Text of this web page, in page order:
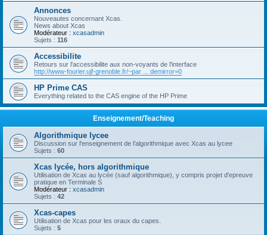
Annonces
Nouveautes concernant Xcas.
News about Xcas
Modérateur : xcasadmin
Sujets : 116
Accessibilite
Retours sur l'accessibilite aux non-voyants de l'interface
http://www-fourier.ujf-grenoble.fr/~par ... demirror=0
HP Prime CAS
Everything related to the CAS engine of the HP Prime
Enseignement/Teaching
Algorithmique lycee
Discussion sur l'enseignement de l'algorithmique avec Xcas au lycee
Sujets : 60
Xcas lycée, hors algorithmique
Utilisation de Xcas au lycée (sauf algorithmique), y compris projet d'epreuve
pratique en Terminale S
Modérateur : xcasadmin
Sujets : 42
Xcas-capes
Utilisation de Xcas pour les oraux du capes.
Sujets : 5